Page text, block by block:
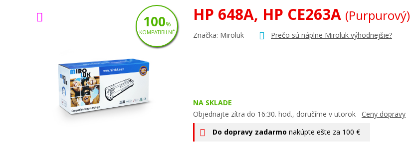
HP 648A, HP CE263A (Purpurový)
Značka: Miroluk Prečo sú náplne Miroluk výhodnejšie?
NA SKLADE
Objednajte zítra do 16:30. hod., doručíme v utorok Ceny dopravy
Do dopravy zadarmo nakúpte ešte za 100 €
100%
KOMPATIBILNÉ